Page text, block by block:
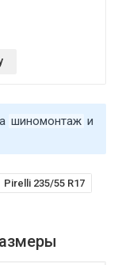
шиномонтаж и
Pirelli 235/55 R17